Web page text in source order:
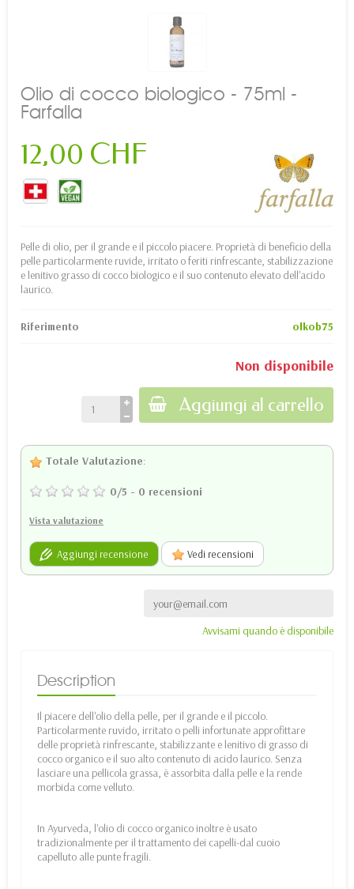
Olio di cocco biologico - 75ml -
Farfalla
12,00 CHF
Pelle di olio, per il grande e il piccolo piacere. Proprietà di beneficio della
pelle particolarmente ruvide, irritato o feriti rinfrescante, stabilizzazione
e lenitivo grasso di cocco biologico e il suo contenuto elevato dell'acido
laurico.
Riferimento olkob75
Non disponibile
Aggiungi al carrello
Totale Valutazione:
0/5 - 0 recensioni
Vista valutazione
Aggiungi recensione Vedi recensioni
Avvisami quando è disponibile
Description
Il piacere dell'olio della pelle, per il grande e il piccolo.
Particolarmente ruvido, irritato o pelli infortunate approfittare
delle proprietà rinfrescante, stabilizzante e lenitivo di grasso di
cocco organico e il suo alto contenuto di acido laurico. Senza
lasciare una pellicola grassa, è assorbita dalla pelle e la rende
morbida come velluto.
In Ayurveda, l'olio di cocco organico inoltre è usato
tradizionalmente per il trattamento dei capelli-dal cuoio
capelluto alle punte fragili.